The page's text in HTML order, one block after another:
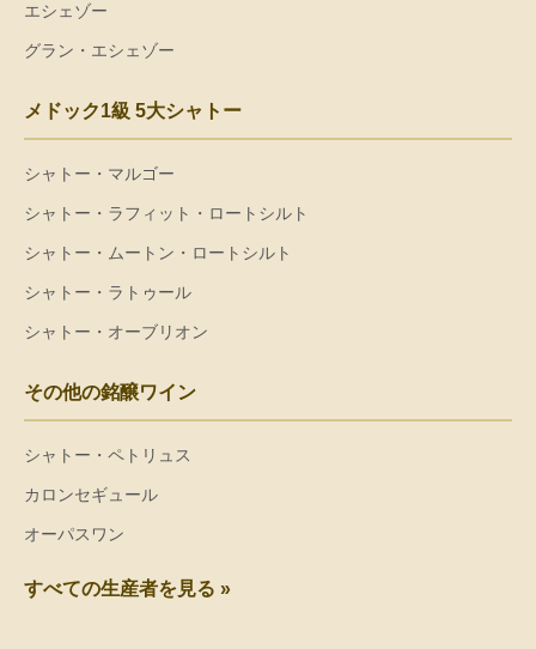
エシェゾー
グラン・エシェゾー
メドック1級 5大シャトー
シャトー・マルゴー
シャトー・ラフィット・ロートシルト
シャトー・ムートン・ロートシルト
シャトー・ラトゥール
シャトー・オーブリオン
その他の銘醸ワイン
シャトー・ペトリュス
カロンセギュール
オーパスワン
すべての生産者を見る »